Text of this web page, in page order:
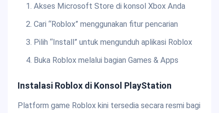
Akses Microsoft Store di konsol Xbox Anda
Cari “Roblox” menggunakan fitur pencarian
Pilih “Install” untuk mengunduh aplikasi Roblox
Buka Roblox melalui bagian Games & Apps
Instalasi Roblox di Konsol PlayStation
Platform game Roblox kini tersedia secara resmi bagi